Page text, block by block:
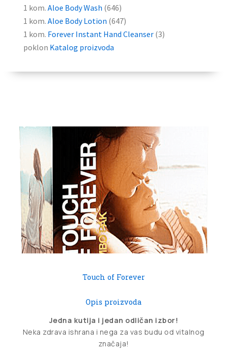
1 kom. Aloe Body Wash (646)
1 kom. Aloe Body Lotion (647)
1 kom. Forever Instant Hand Cleanser(3)
poklon Katalog proizvoda
Touch of Forever
Opis proizvoda
Jedna kutija i jedan odličan izbor!
Neka zdrava ishrana i nega za vas budu od vitalnog
značaja!